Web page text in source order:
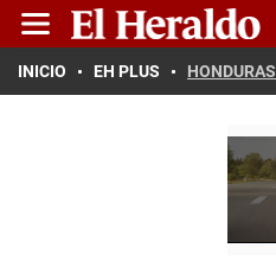
INICIO EH PLUS HONDURAS